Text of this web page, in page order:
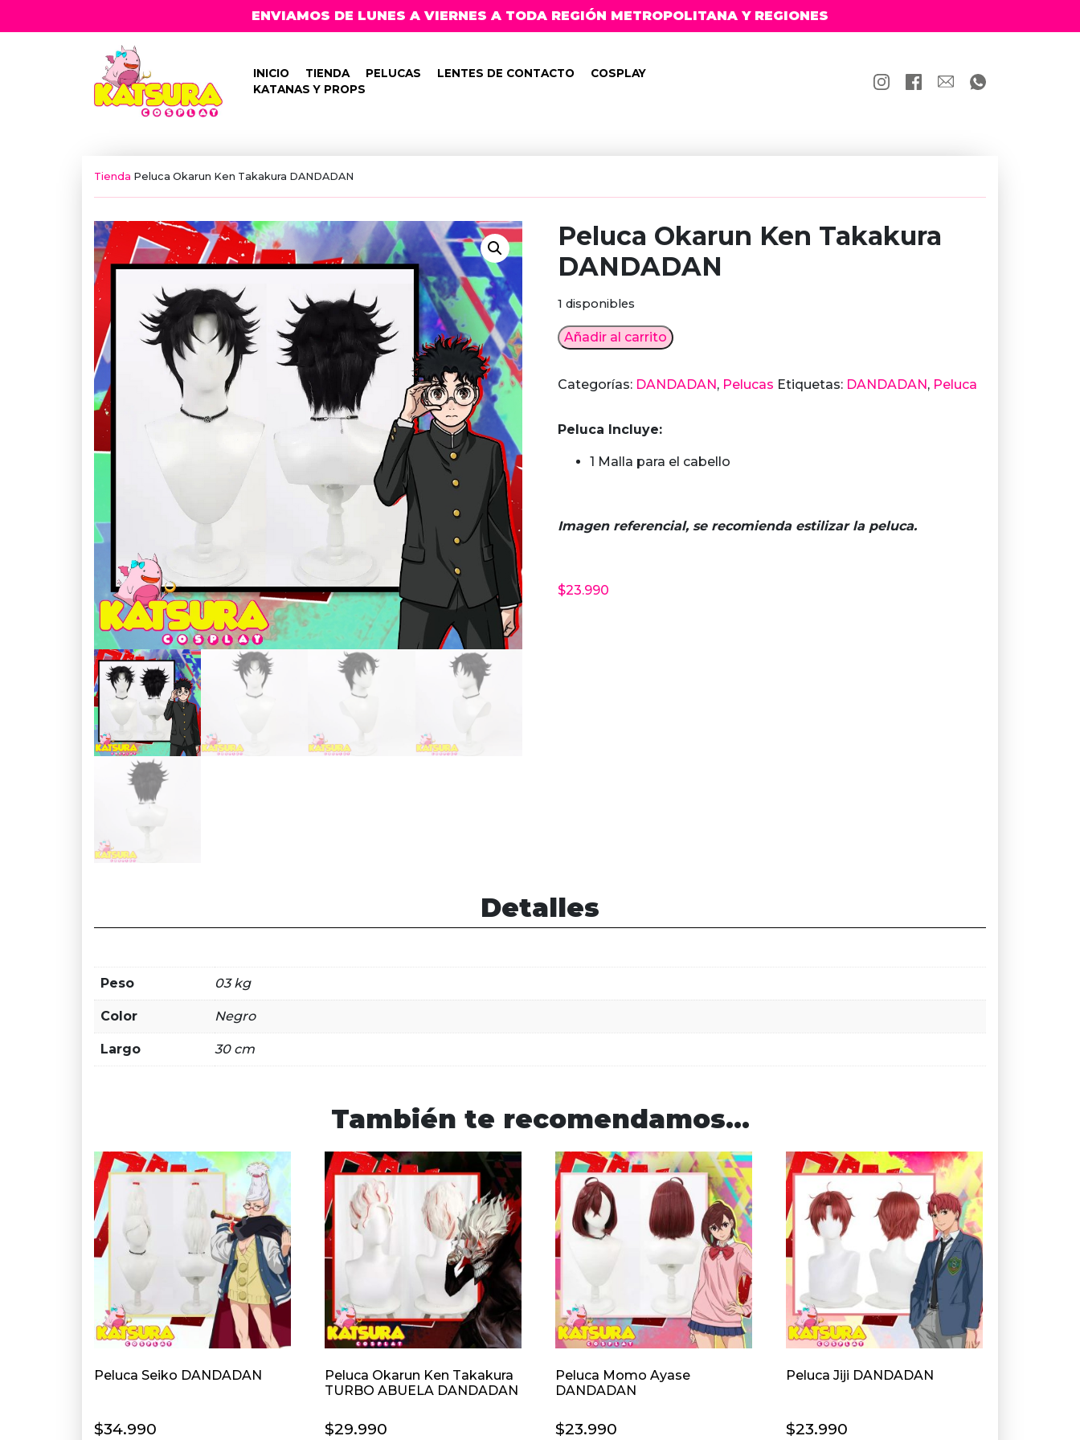
ENVIAMOS DE LUNES A VIERNES A TODA REGIÓN METROPOLITANA Y REGIONES
INICIO TIENDA PELUCAS LENTES DE CONTACTO
COSPLAY
KATANAS Y PROPS
Tienda Peluca Okarun Ken Takakura DANDADAN
Peluca Okarun Ken Takakura
DANDADAN
$23.990
Peluca Incluye:
1 Malla para el cabello
Imagen referencial, se recomienda estilizar la peluca.
1 disponibles
Peluca
Okarun
Takakura
cantidad
Añadir al carrito
Categorías: DANDADAN, Pelucas Etiquetas: DANDADAN, Peluca
Detalles
Peso 03 kg
Color Negro
Largo 30 cm
También te recomendamos…
Peluca Seiko DANDADAN
$34.990
Peluca Okarun Ken Takakura
TURBO ABUELA DANDADAN
$29.990
Peluca Momo Ayase
DANDADAN
$23.990
Peluca Jiji DANDADAN
$23.990